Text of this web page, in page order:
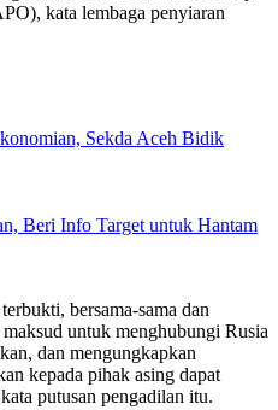
kata lembaga penyiaran
Sekda Aceh Bidik
Beri Info Target untuk Hantam
bersama-sama dan
untuk menghubungi Rusia
dan mengungkapkan
kepada pihak asing dapat
putusan pengadilan itu.